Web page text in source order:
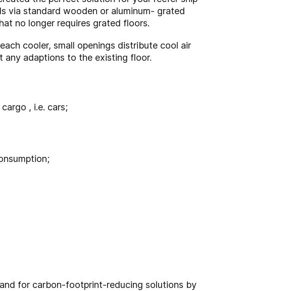
via standard wooden or aluminum- grated
no longer requires grated floors.
cooler, small openings distribute cool air
any adaptions to the existing floor.
, i.e. cars;
for carbon-footprint-reducing solutions by